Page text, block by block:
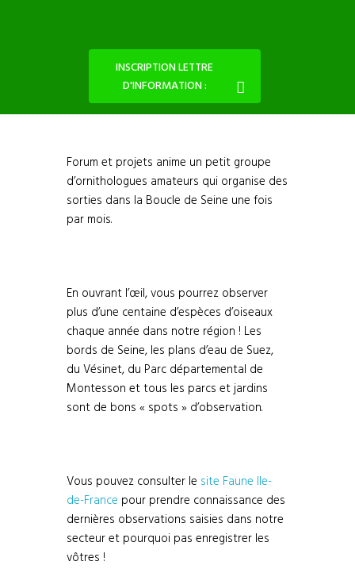
INSCRIPTION LETTRE
D'INFORMATION :
Forum et projets anime un petit groupe
d’ornithologues amateurs qui organise des
sorties dans la Boucle de Seine une fois
par mois.
En ouvrant l’œil, vous pourrez observer
plus d’une centaine d’espèces d’oiseaux
chaque année dans notre région ! Les
bords de Seine, les plans d’eau de Suez,
du Vésinet, du Parc départemental de
Montesson et tous les parcs et jardins
sont de bons « spots » d’observation.
Vous pouvez consulter le site Faune Ile-
de-France pour prendre connaissance des
dernières observations saisies dans notre
secteur et pourquoi pas enregistrer les
vôtres !